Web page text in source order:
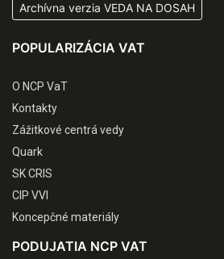
Archívna verzia VEDA NA DOSAH
POPULARIZÁCIA VAT
O NCP VaT
Kontakty
Zážitkové centrá vedy
Quark
SK CRIS
CIP VVI
Koncepčné materiály
PODUJATIA NCP VAT